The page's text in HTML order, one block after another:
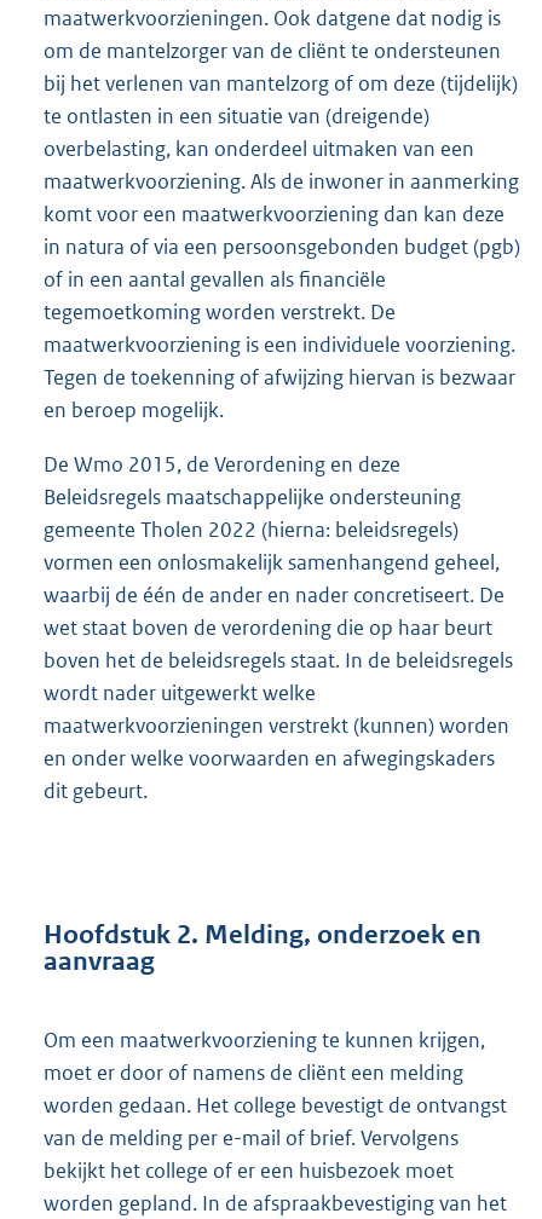
maatwerkvoorzieningen. Ook datgene dat nodig is
om de mantelzorger van de cliënt te ondersteunen
bij het verlenen van mantelzorg of om deze (tijdelijk)
te ontlasten in een situatie van (dreigende)
overbelasting, kan onderdeel uitmaken van een
maatwerkvoorziening. Als de inwoner in aanmerking
komt voor een maatwerkvoorziening dan kan deze
in natura of via een persoonsgebonden budget (pgb)
of in een aantal gevallen als financiële
tegemoetkoming worden verstrekt. De
maatwerkvoorziening is een individuele voorziening.
Tegen de toekenning of afwijzing hiervan is bezwaar
en beroep mogelijk.
De Wmo 2015, de Verordening en deze
Beleidsregels maatschappelijke ondersteuning
gemeente Tholen 2022 (hierna: beleidsregels)
vormen een onlosmakelijk samenhangend geheel,
waarbij de één de ander en nader concretiseert. De
wet staat boven de verordening die op haar beurt
boven het de beleidsregels staat. In de beleidsregels
wordt nader uitgewerkt welke
maatwerkvoorzieningen verstrekt (kunnen) worden
en onder welke voorwaarden en afwegingskaders
dit gebeurt.
Hoofdstuk 2. Melding, onderzoek en
aanvraag
Om een maatwerkvoorziening te kunnen krijgen,
moet er door of namens de cliënt een melding
worden gedaan. Het college bevestigt de ontvangst
van de melding per e-mail of brief. Vervolgens
bekijkt het college of er een huisbezoek moet
worden gepland. In de afspraakbevestiging van het